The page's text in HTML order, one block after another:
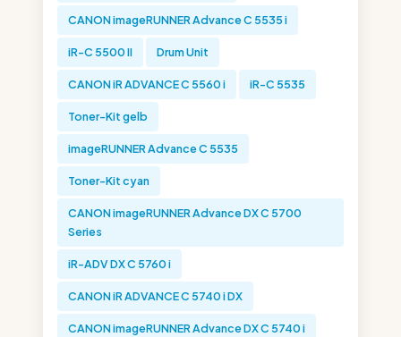
CANON imageRUNNER Advance C 5535 i
iR-C 5500 II Drum Unit
CANON iR ADVANCE C 5560 i iR-C 5535
Toner-Kit gelb
imageRUNNER Advance C 5535
Toner-Kit cyan
CANON imageRUNNER Advance DX C 5700
Series
iR-ADV DX C 5760 i
CANON iR ADVANCE C 5740 i DX
CANON imageRUNNER Advance DX C 5740 i